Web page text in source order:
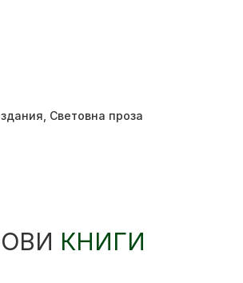
, Световна проза
КНИГИ